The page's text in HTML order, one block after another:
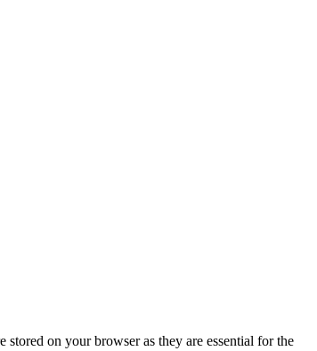
on your browser as they are essential for the